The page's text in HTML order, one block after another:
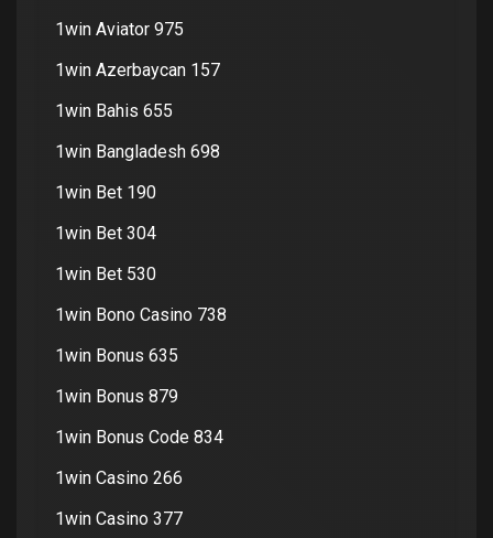
1win Aviator 975
1win Azerbaycan 157
1win Bahis 655
1win Bangladesh 698
1win Bet 190
1win Bet 304
1win Bet 530
1win Bono Casino 738
1win Bonus 635
1win Bonus 879
1win Bonus Code 834
1win Casino 266
1win Casino 377